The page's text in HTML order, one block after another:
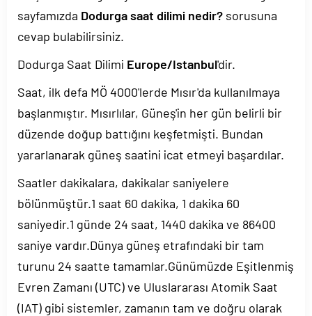
sayfamızda Dodurga saat dilimi nedir? sorusuna
cevap bulabilirsiniz.
Dodurga Saat Dilimi Europe/Istanbul'dir.
Saat, ilk defa MÖ 4000'lerde Mısır'da kullanılmaya
başlanmıştır. Mısırlılar, Güneş'in her gün belirli bir
düzende doğup battığını keşfetmişti. Bundan
yararlanarak güneş saatini icat etmeyi başardılar.
Saatler dakikalara, dakikalar saniyelere
bölünmüştür.1 saat 60 dakika, 1 dakika 60
saniyedir.1 günde 24 saat, 1440 dakika ve 86400
saniye vardır.Dünya güneş etrafındaki bir tam
turunu 24 saatte tamamlar.Günümüzde Eşitlenmiş
Evren Zamanı (UTC) ve Uluslararası Atomik Saat
(IAT) gibi sistemler, zamanın tam ve doğru olarak